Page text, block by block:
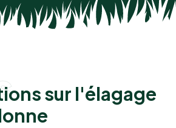
sur l'élagage